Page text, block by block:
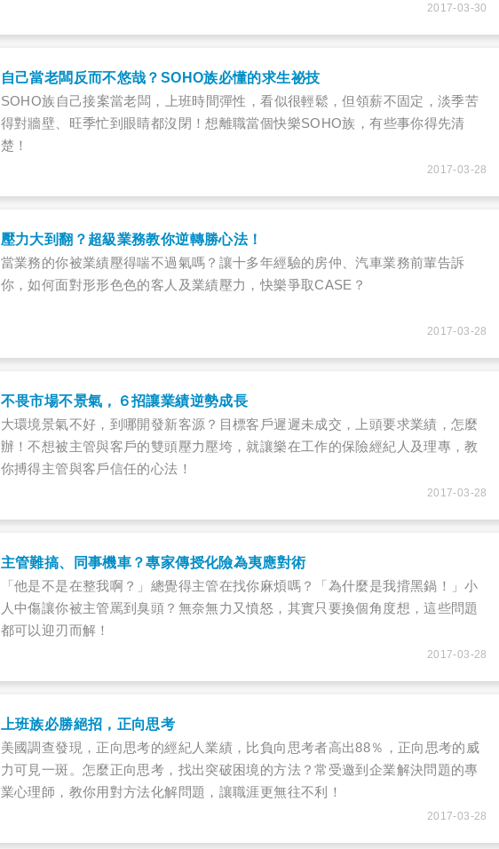
2017-03-30
自己當老闆反而不悠哉？SOHO族必懂的求生祕技
SOHO族自己接案當老闆，上班時間彈性，看似很輕鬆，但領薪不固定，淡季苦
得對牆壁、旺季忙到眼睛都沒閉！想離職當個快樂SOHO族，有些事你得先清
楚！
2017-03-28
壓力大到翻？超級業務教你逆轉勝心法！
當業務的你被業績壓得喘不過氣嗎？讓十多年經驗的房仲、汽車業務前輩告訴
你，如何面對形形色色的客人及業績壓力，快樂爭取CASE？
2017-03-28
不畏市場不景氣，６招讓業績逆勢成長
大環境景氣不好，到哪開發新客源？目標客戶遲遲未成交，上頭要求業績，怎麼
辦！不想被主管與客戶的雙頭壓力壓垮，就讓樂在工作的保險經紀人及理專，教
你搏得主管與客戶信任的心法！
2017-03-28
主管難搞、同事機車？專家傳授化險為夷應對術
「他是不是在整我啊？」總覺得主管在找你麻煩嗎？「為什麼是我揹黑鍋！」小
人中傷讓你被主管罵到臭頭？無奈無力又憤怒，其實只要換個角度想，這些問題
都可以迎刃而解！
2017-03-28
上班族必勝絕招，正向思考
美國調查發現，正向思考的經紀人業績，比負向思考者高出88％，正向思考的威
力可見一斑。怎麼正向思考，找出突破困境的方法？常受邀到企業解決問題的專
業心理師，教你用對方法化解問題，讓職涯更無往不利！
2017-03-28